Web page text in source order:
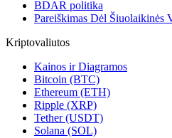
BDAR politika
Pareiškimas Dėl Šiuolaikinės
Kriptovaliutos
Kainos ir Diagramos
Bitcoin (BTC)
Ethereum (ETH)
Ripple (XRP)
Tether (USDT)
Solana (SOL)